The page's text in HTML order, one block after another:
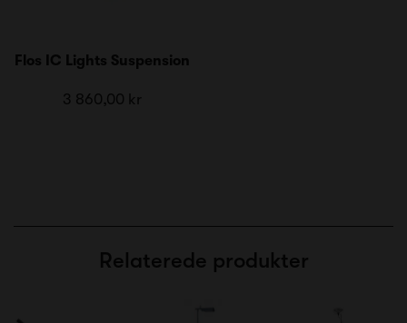
Flos IC Lights Suspension
3 860,00 kr
Relaterede produkter